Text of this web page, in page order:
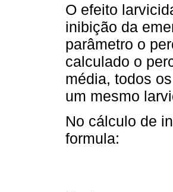
O efeito
inibição da
parâmetro o
calculado o
média, todos
um mesmo
No cálculo de
formula: